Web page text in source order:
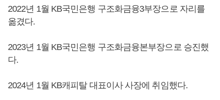
2022년 1월 KB국민은행 구조화금융3부장으로 자리를
옮겼다.
2023년 1월 KB국민은행 구조화금융본부장으로 승진했
다.
2024년 1월 KB캐피탈 대표이사 사장에 취임했다.